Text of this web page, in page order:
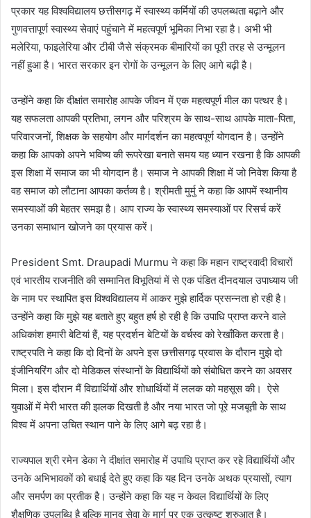
प्रकार यह विश्वविद्यालय छत्तीसगढ़ में स्वास्थ्य कर्मियों की उपलब्धता बढ़ाने और
गुणवत्तापूर्ण स्वास्थ्य सेवाएं पहुंचाने में महत्वपूर्ण भूमिका निभा रहा है। अभी भी
मलेरिया, फाइलेरिया और टीबी जैसे संक्रमक बीमारियों का पूरी तरह से उन्मूलन
नहीं हुआ है। भारत सरकार इन रोगों के उन्मूलन के लिए आगे बढ़ी है।
उन्होंने कहा कि दीक्षांत समारोह आपके जीवन में एक महत्वपूर्ण मील का पत्थर है।
यह सफलता आपकी प्रतिभा, लगन और परिश्रम के साथ-साथ आपके माता-पिता,
परिवारजनों, शिक्षक के सहयोग और मार्गदर्शन का महत्वपूर्ण योगदान है। उन्होंने
कहा कि आपको अपने भविष्य की रूपरेखा बनाते समय यह ध्यान रखना है कि आपकी
इस शिक्षा में समाज का भी योगदान है। समाज ने आपकी शिक्षा में जो निवेश किया है
वह समाज को लौटाना आपका कर्तव्य है। श्रीमती मुर्मु ने कहा कि आपमें स्थानीय
समस्याओं की बेहतर समझ है। आप राज्य के स्वास्थ्य समस्याओं पर रिसर्च करें
उनका समाधान खोजने का प्रयास करें।
President Smt. Draupadi Murmuने कहा कि महान राष्ट्रवादी विचारों
एवं भारतीय राजनीति की सम्मानित विभूतियां में से एक पंडित दीनदयाल उपाध्याय जी
के नाम पर स्थापित इस विश्वविद्यालय में आकर मुझे हार्दिक प्रसन्नता हो रही है।
उन्होंने कहा कि मुझे यह बताते हुए बहुत हर्ष हो रही है कि उपाधि प्राप्त करने वाले
अधिकांश हमारी बेटियां हैं, यह प्रदर्शन बेटियों के वर्चस्व को रेखाँकित करता है।
राष्ट्रपति ने कहा कि दो दिनों के अपने इस छत्तीसगढ़ प्रवास के दौरान मुझे दो
इंजीनियरिंग और दो मेडिकल संस्थानों के विद्यार्थियों को संबोधित करने का अवसर
मिला। इस दौरान मैं विद्यार्थियों और शोधार्थियों में ललक को महसूस की। ऐसे
युवाओं में मेरी भारत की झलक दिखती है और नया भारत जो पूरे मजबूती के साथ
विश्व में अपना उचित स्थान पाने के लिए आगे बढ़ रहा है।
राज्यपाल श्री रमेन डेका ने दीक्षांत समारोह में उपाधि प्राप्त कर रहे विद्यार्थियों और
उनके अभिभावकों को बधाई देते हुए कहा कि यह दिन उनके अथक प्रयासों, त्याग
और समर्पण का प्रतीक है। उन्होंने कहा कि यह न केवल विद्यार्थियों के लिए
शैक्षणिक उपलब्धि है बल्कि मानव सेवा के मार्ग पर एक उत्कृष्ट शुरुआत है।